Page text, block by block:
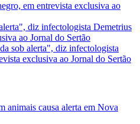
animais causa alerta em Nova